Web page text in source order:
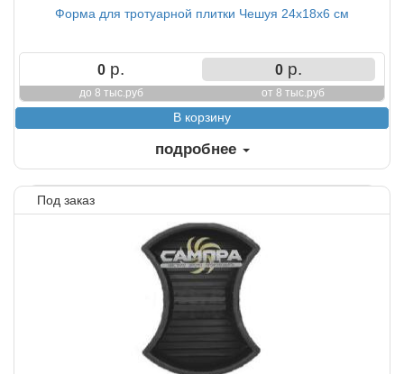
Форма для тротуарной плитки Чешуя 24х18х6 см
0 р.
до 8 тыс.руб
0р.
от 8 тыс.руб
подробнее
Под заказ